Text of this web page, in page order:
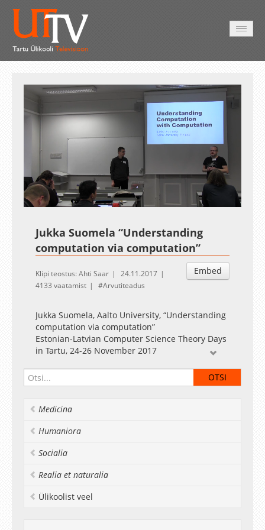
UnmuteLoaded:
1.33%
Esituskiirused
Jukka Suomela “Understanding
computation via computation”
Embed
Klipi teostus: Ahti Saar
24.11.2017
4133 vaatamist
Arvutiteadus
Jukka Suomela, Aalto University, “Understanding
computation via computation”
Estonian-Latvian Computer Science Theory Days
in Tartu, 24-26 November 2017
Medicina
Humaniora
Socialia
Realia et naturalia
Ülikoolist veel